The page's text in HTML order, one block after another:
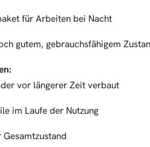
für Arbeiten bei Nacht
gutem, gebrauchsfähigem
vor längerer Zeit verbaut
im Laufe der Nutzung